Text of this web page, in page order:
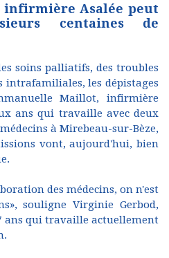
Asalée peut
centaines de
soins palliatifs, des troubles
intrafamiliales, les dépistages
Maillot, infirmière
ans qui travaille avec deux
à Mirebeau-sur-Bèze,
vont, aujourd'hui, bien
des médecins, on n'est
souligne Virginie Gerbod,
ans qui travaille actuellement